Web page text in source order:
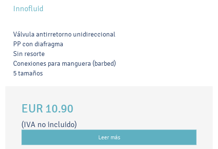
Innofluid
Válvula antirretorno unidireccional
PP con diafragma
Sin resorte
Conexiones para manguera (barbed)
5 tamaños
EUR 10.90
(IVA no incluido)
Leer más